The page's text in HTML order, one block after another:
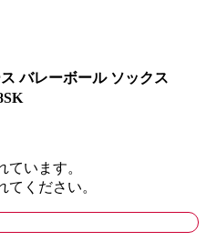
バレーボール ソックス
います。
てください。